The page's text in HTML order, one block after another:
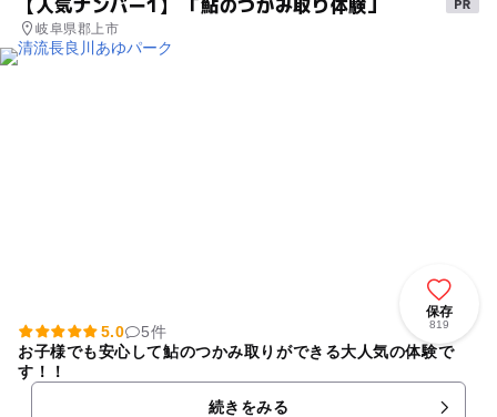
岐阜県郡上市
保存
819
5.0
5件
お子様でも安心して鮎のつかみ取りができる大人気の体験で
す！！
続きをみる